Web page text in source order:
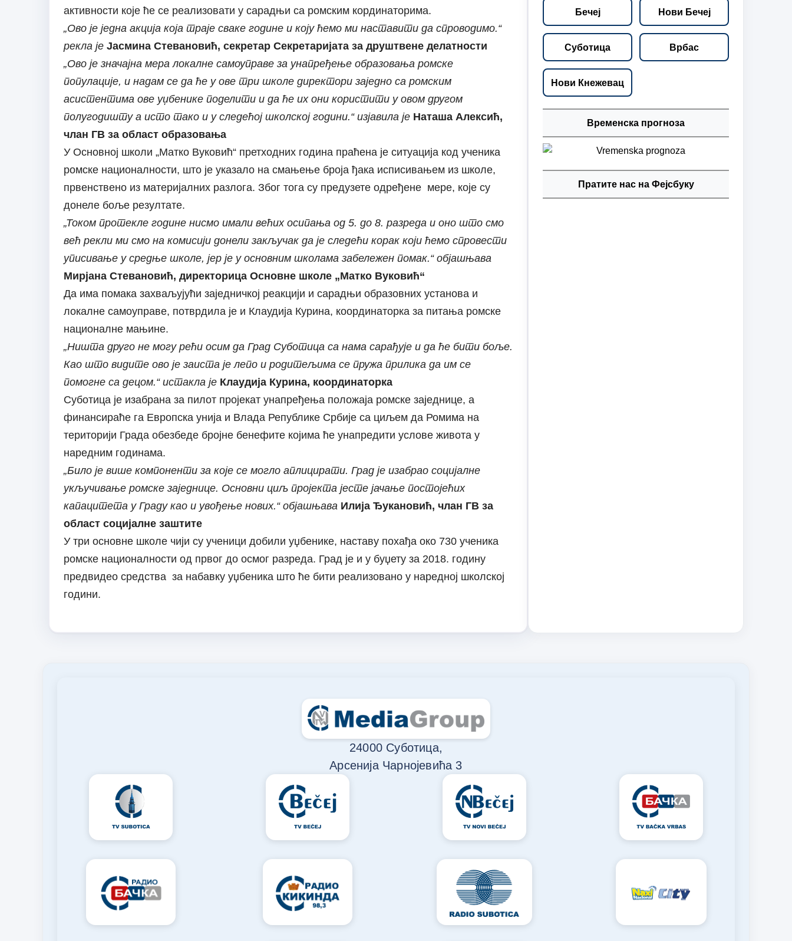
активности које ће се реализовати у сарадњи са ромским кординаторима.
„Ово је једна акција која траје сваке године и коју ћемо ми наставити да спроводимо.“
рекла је Јасмина Стевановић, секретар Секретаријата за друштвене делатности
„Ово је значајна мера локалне самоуправе за унапређење образовања ромске
популације, и надам се да ће у ове три школе директори заједно са ромским
асистентима ове уџбенике поделити и да ће их они користити у овом другом
полугодишту а исто тако и у следећој школској години.“ изјавила је Наташа Алексић,
члан ГВ за област образовања
У Основној школи „Матко Вуковић“ претходних година праћена је ситуација код ученика
ромске националности, што је указало на смањење броја ђака исписивањем из школе,
првенствено из материјалних разлога. Због тога су предузете одређене мере, које су
донеле боље резултате.
„Током протекле године нисмо имали већих осипања од 5. до 8. разреда и оно што смо
већ рекли ми смо на комисији донели закључак да је следећи корак који ћемо спровести
уписивање у средње школе, јер је у основним школама забележен помак.“ објашњава
Мирјана Стевановић, директорица Основне школе „Матко Вуковић“
Да има помака захваљујући заједничкој реакцији и сарадњи образовних установа и
локалне самоуправе, потврдила је и Клаудија Курина, координаторка за питања ромске
националне мањине.
„Ништа друго не могу рећи осим да Град Суботица са нама сарађује и да ће бити боље.
Као што видите ово је заиста је лепо и родитељима се пружа прилика да им се
помогне са децом.“ истакла је Клаудија Курина, координаторка
Суботица је изабрана за пилот пројекат унапређења положаја ромске заједнице, а
финансираће га Европска унија и Влада Републике Србије са циљем да Ромима на
територији Града обезбеде бројне бенефите којима ће унапредити услове живота у
наредним годинама.
„Било је више компоненти за које се могло аплицирати. Град је изабрао социјалне
укључивање ромске заједнице. Основни циљ пројекта јесте јачање постојећих
капацитета у Граду као и увођење нових.“ објашњава Илија Ђукановић, члан ГВ за
област социјалне заштите
У три основне школе чији су ученици добили уџбенике, наставу похађа око 730 ученика
ромске националности од првог до осмог разреда. Град је и у буџету за 2018. годину
предвидео средства за набавку уџбеника што ће бити реализовано у наредној школској
години.
Бечеј Нови Бечеј
Суботица Врбас
Нови Кнежевац
Временска прогноза
Пратите нас на Фејсбуку
24000 Суботица,
Арсенија Чарнојевића 3